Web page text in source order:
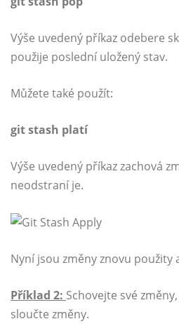
Výše uvedený příkaz odebere
použije poslední uložený stav.
Můžete také použít:
git stash platí
Výše uvedený příkaz zachová
neodstraní je.
Nyní jsou změny znovu použity
Příklad 2: Schovejte své
sloučte změny.